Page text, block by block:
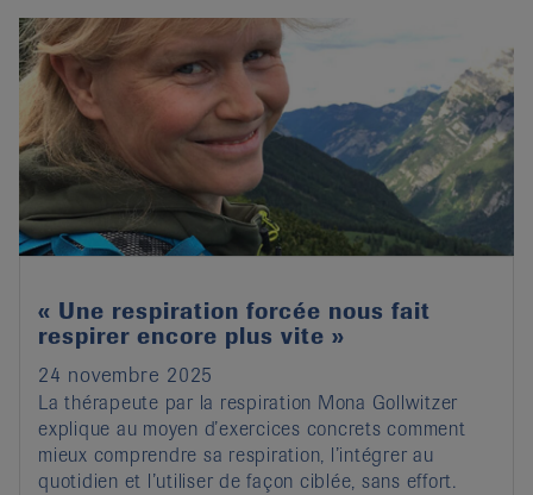
« Une respiration forcée nous fait
respirer encore plus vite »
24 novembre 2025
La thérapeute par la respiration Mona Gollwitzer
explique au moyen d’exercices concrets comment
mieux comprendre sa respiration, l’intégrer au
quotidien et l’utiliser de façon ciblée, sans effort.